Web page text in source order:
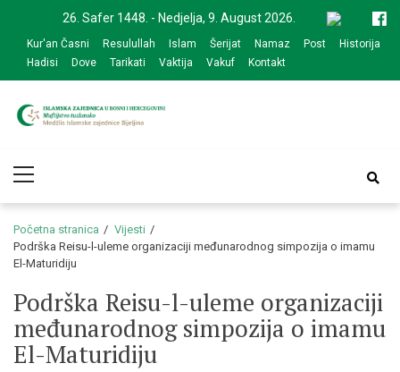
navigation
content
26. Safer 1448. - Nedjelja, 9. August 2026.
Kur'an Časni Resulullah Islam Šerijat Namaz Post
Historija
Hadisi
Dove Tarikati Vaktija Vakuf Kontakt
zajednice Bijeljina
Menu
Početna stranica
Vijesti
Podrška Reisu-l-uleme organizaciji međunarodnog simpozija o imamu
El-Maturidiju
Podrška Reisu-l-uleme organizaciji
međunarodnog simpozija o imamu
El-Maturidiju